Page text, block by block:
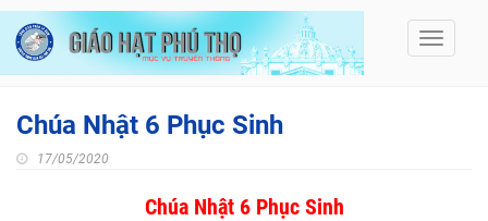
Toggle
Chúa Nhật 6 Phục Sinh
17/05/2020
Chúa Nhật 6 Phục Sinh